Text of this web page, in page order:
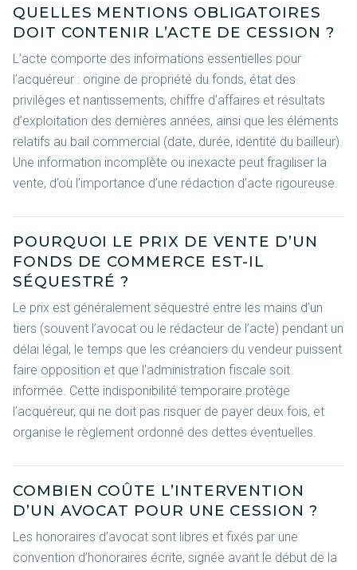
QUELLES MENTIONS OBLIGATOIRES
DOIT CONTENIR L’ACTE DE CESSION ?
L’acte comporte des informations essentielles pour
l’acquéreur : origine de propriété du fonds, état des
privilèges et nantissements, chiffre d’affaires et résultats
d’exploitation des dernières années, ainsi que les éléments
relatifs au bail commercial (date, durée, identité du bailleur).
Une information incomplète ou inexacte peut fragiliser la
vente, d’où l’importance d’une rédaction d’acte rigoureuse.
POURQUOI LE PRIX DE VENTE D’UN
FONDS DE COMMERCE EST-IL
SÉQUESTRÉ ?
Le prix est généralement séquestré entre les mains d’un
tiers (souvent l’avocat ou le rédacteur de l’acte) pendant un
délai légal, le temps que les créanciers du vendeur puissent
faire opposition et que l’administration fiscale soit
informée. Cette indisponibilité temporaire protège
l’acquéreur, qui ne doit pas risquer de payer deux fois, et
organise le règlement ordonné des dettes éventuelles.
COMBIEN COÛTE L’INTERVENTION
D’UN AVOCAT POUR UNE CESSION ?
Les honoraires d’avocat sont libres et fixés par une
convention d’honoraires écrite, signée avant le début de la